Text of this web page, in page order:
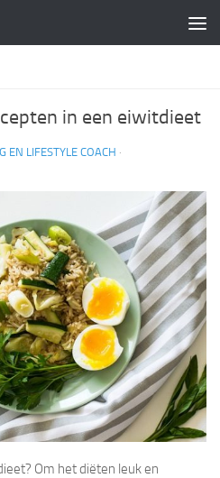
in een eiwitdieet
EN LIFESTYLE COACH ·
Om het diëten leuk en